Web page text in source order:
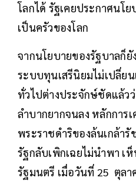
โลกได้ รัฐเคยประกาศนโ
เป็นครัวของโลก
จากนโยบายของรัฐบาลก็
ระบบทุนเสรีนิยมไม่เปลี่ย
ทั่วไปต่างประจักษ์ชัดแล้ว
ลำบากยากจนลง หลักการ
พระราชดำริของล้นเกล้า
รัฐกลับเพิกเฉยไม่นำพา เ
รัฐมนตรี เมื่อวันที่ 25 ตุล